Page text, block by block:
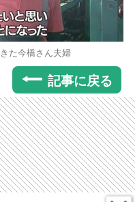
た今橋さん夫婦
記事に戻る